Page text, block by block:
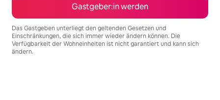
Gastgeber:in werden
Das Gastgeben unterliegt den geltenden Gesetzen und
Einschränkungen, die sich immer wieder ändern können. Die
Verfügbarkeit der Wohneinheiten ist nicht garantiert und kann sich
ändern.